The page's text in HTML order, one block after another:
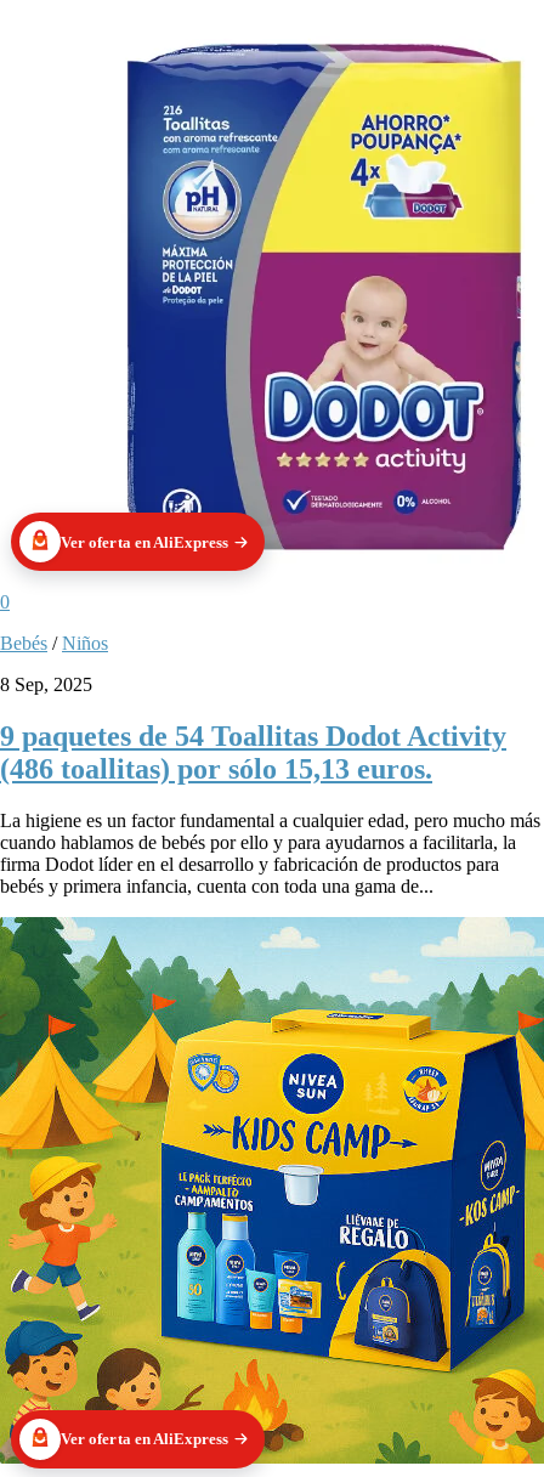
Ver oferta en AliExpress
0
Bebés /Niños
8 Sep, 2025
9 paquetes de 54 Toallitas Dodot Activity
(486 toallitas) por sólo 15,13 euros.
La higiene es un factor fundamental a cualquier edad, pero mucho más
cuando hablamos de bebés por ello y para ayudarnos a facilitarla, la
firma Dodot líder en el desarrollo y fabricación de productos para
bebés y primera infancia, cuenta con toda una gama de...
Ver oferta en AliExpress